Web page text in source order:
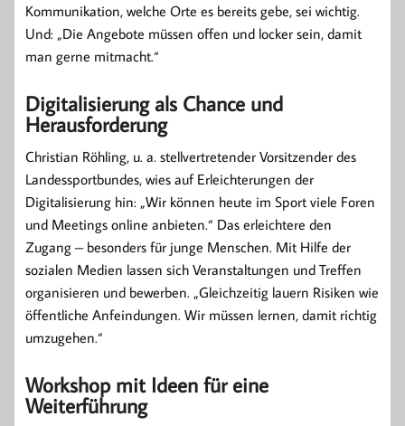
Kommunikation, welche Orte es bereits gebe, sei wichtig.
Und: „Die Angebote müssen offen und locker sein, damit
man gerne mitmacht.“
Digitalisierung als Chance und
Herausforderung
Christian Röhling, u. a. stellvertretender Vorsitzender des
Landessportbundes, wies auf Erleichterungen der
Digitalisierung hin: „Wir können heute im Sport viele Foren
und Meetings online anbieten.“ Das erleichtere den
Zugang – besonders für junge Menschen. Mit Hilfe der
sozialen Medien lassen sich Veranstaltungen und Treffen
organisieren und bewerben. „Gleichzeitig lauern Risiken wie
öffentliche Anfeindungen. Wir müssen lernen, damit richtig
umzugehen.“
Workshop mit Ideen für eine
Weiterführung